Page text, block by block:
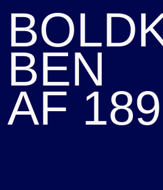
BEN
AF